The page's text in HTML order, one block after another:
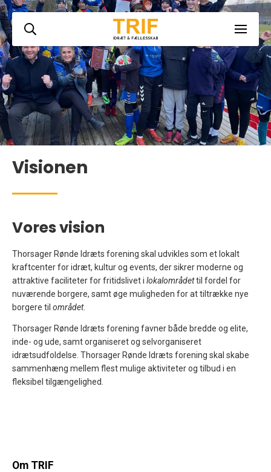
Visionen
Vores vision
Thorsager Rønde Idræts forening skal udvikles som et lokalt
kraftcenter for idræt, kultur og events, der sikrer moderne og
attraktive faciliteter for fritidslivet i lokalområdettil fordel for
nuværende borgere, samt øge muligheden for at tiltrække nye
borgere til området.
Thorsager Rønde Idræts forening favner både bredde og elite,
inde- og ude, samt organiseret og selvorganiseret
idrætsudfoldelse. Thorsager Rønde Idræts forening skal skabe
sammenhæng mellem flest mulige aktiviteter og tilbud i en
fleksibel tilgængelighed.
Om TRIF